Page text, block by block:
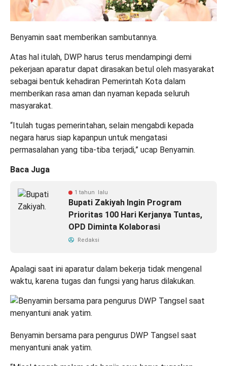
Benyamin saat memberikan sambutannya.
Atas hal itulah, DWP harus terus mendampingi demi
pekerjaan aparatur dapat dirasakan betul oleh masyarakat
sebagai bentuk kehadiran Pemerintah Kota dalam
memberikan rasa aman dan nyaman kepada seluruh
masyarakat.
“Itulah tugas pemerintahan, selain mengabdi kepada
negara harus siap kapanpun untuk mengatasi
permasalahan yang tiba-tiba terjadi,” ucap Benyamin.
Baca Juga
1 tahun lalu
Bupati Zakiyah Ingin Program
Prioritas 100 Hari Kerjanya Tuntas,
OPD Diminta Kolaborasi
Redaksi
Apalagi saat ini aparatur dalam bekerja tidak mengenal
waktu, karena tugas dan fungsi yang harus dilakukan.
Benyamin bersama para pengurus DWP Tangsel saat
menyantuni anak yatim.